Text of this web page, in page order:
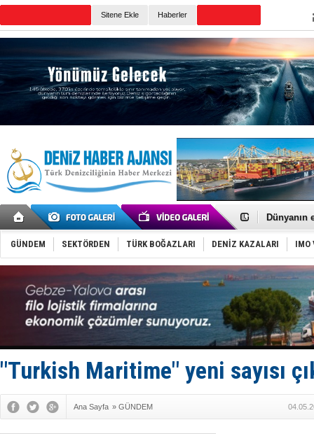
Sitene Ekle Haberler
Baltık
Türk
Hüseyin
Hat-San
Med
Tekne, su
Dışişleri
Depo ve
SES
GÜNDEM SEKTÖRDEN TÜRK BOĞAZLARI DENİZ KAZALARI IMO
"Turkish Maritime" yeni sayısı
Ana Sayfa » GÜNDEM